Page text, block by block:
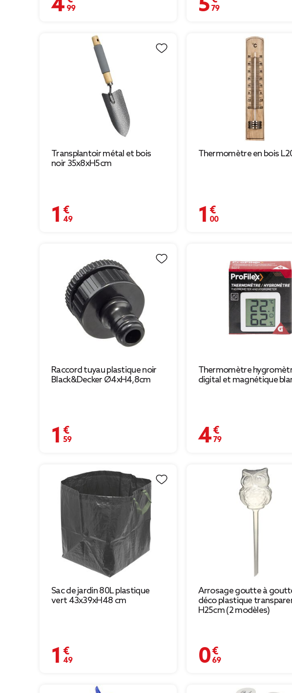
Transplantoir métal et bois
noir 35x8xH5cm
1,49 €
Thermomètre en bois
1,00 €
Raccord tuyau plastique noir
Black&Decker Ø4xH4,8cm
1,59 €
Thermomètre
digital et magnétique
4,79 €
Sac de jardin 80L plastique
vert 43x39xH48 cm
1,49 €
Arrosage goutte à
déco plastique
H25cm (2 modèles)
0,69 €